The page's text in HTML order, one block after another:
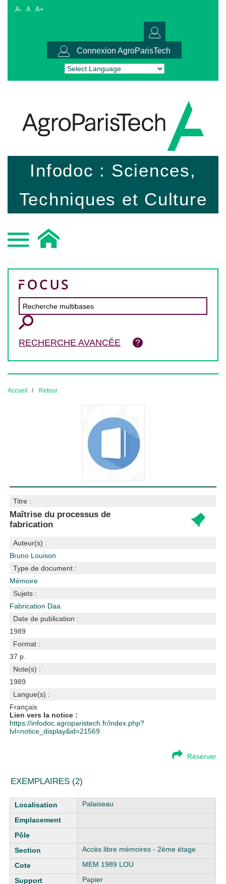
A- A A+
Connexion AgroParisTech
Powered by Translate
Infodoc : Sciences,
Techniques et Culture
RECHERCHE AVANCÉE
Accueil Retour
Titre :
Maîtrise du processus de
fabrication
Auteur(s) :
Bruno Louison
Type de document :
Mémoire
Sujets :
Fabrication Daa
Date de publication :
1989
Format :
37 p.
Note(s) :
1989
Langue(s) :
Français
Lien vers la notice :
https://infodoc.agroparistech.fr/index.php?
lvl=notice_display&id=21569
Réserver
EXEMPLAIRES (2)
Liste des exemplaires Palaiseau
Accès libre mémoires - 2ème étage
MEM 1989 LOU
Papier